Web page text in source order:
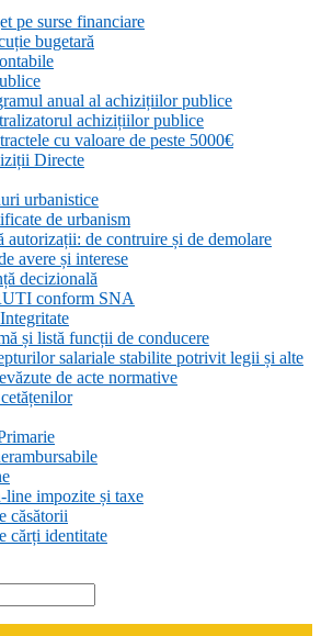
pe surse financiare
bugetară
anual al achizițiilor publice
achizițiilor publice
cu valoare de peste 5000€
Directe
urbanistice
de urbanism
autorizații: de contruire și de demolare
avere și interese
decizională
conform SNA
și listă funcții de conducere
salariale stabilite potrivit legii și alte
de acte normative
line impozite și taxe
căsătorii
cărți identitate